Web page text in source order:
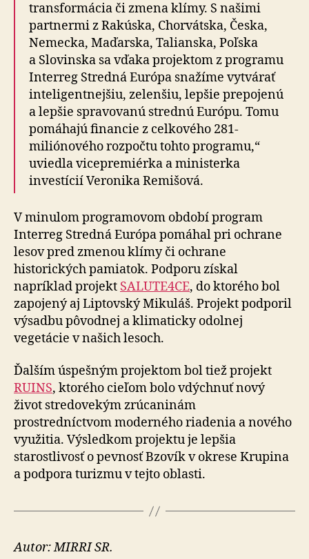
transformácia či zmena klímy. S našimi
partnermi z Rakúska, Chorvátska, Česka,
Nemecka, Maďarska, Talianska, Poľska
a Slovinska sa vďaka projektom z programu
Interreg Stredná Európa snažíme vytvárať
inteligentnejšiu, zelenšiu, lepšie prepojenú
a lepšie spravovanú strednú Európu. Tomu
pomáhajú financie z celkového 281-
miliónového rozpočtu tohto programu,“
uviedla vicepremiérka a ministerka
investícií Veronika Remišová.
V minulom programovom období program
Interreg Stredná Európa pomáhal pri ochrane
lesov pred zmenou klímy či ochrane
historických pamiatok. Podporu získal
napríklad projekt SALUTE4CE, do ktorého bol
zapojený aj Liptovský Mikuláš. Projekt podporil
výsadbu pôvodnej a klimaticky odolnej
vegetácie v našich lesoch.
Ďalším úspešným projektom bol tiež projekt
RUINS, ktorého cieľom bolo vdýchnuť nový
život stredovekým zrúcaninám
prostredníctvom moderného riadenia a nového
využitia. Výsledkom projektu je lepšia
starostlivosť o pevnosť Bzovík v okrese Krupina
a podpora turizmu v tejto oblasti.
Autor: MIRRI SR.